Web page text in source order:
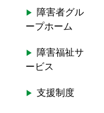
障害者グル
ープホーム
障害福祉サ
ービス
支援制度